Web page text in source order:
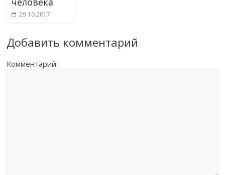
29.10.2017
Добавить комментарий
Комментарий: